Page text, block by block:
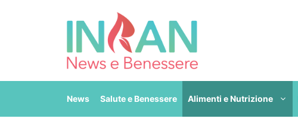
News Salute e Benessere Alimenti e Nutrizione